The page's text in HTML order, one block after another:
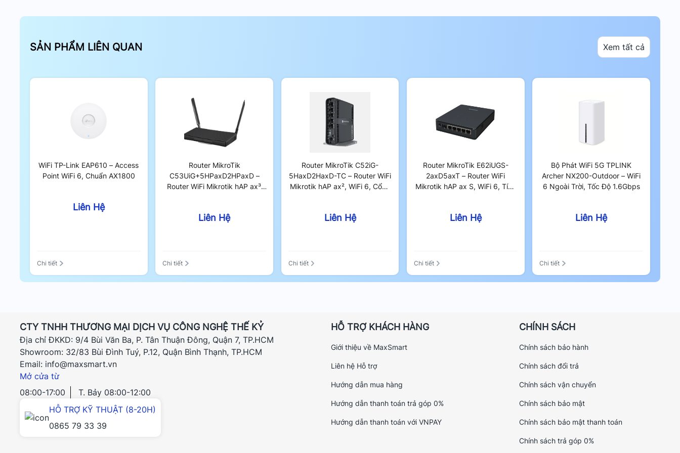
năng này đáp ứng nhu cầu kết nối giữa chi nhánh và trung tâm.
Đối tượng sử dụng của APTEK L300e
Có thể nói, thiết bị 4G Router WiFi APTEK L300e thật sự quá tiện lợi mà giá cả lại phải chăng.
Đây là thiết bị mạng vô cùng phù hợp cho các cô bác ngư dân nuôi trồng thủy hải sản trên bè
sở hữu đìa tôm hay đối với các chủ trang trại, vựa trái. Những người cần mạng Internet để
phục vụ hệ cho thống camera giám sát.
Đặc điểm chung giữa bè nuôi thủy sản và trang trại là việc kéo dây mạng gặp nhiều khó khăn
SẢN PHẨM LIÊN QUAN Xem tất cả
WiFi TP-Link EAP610 – Access
Point WiFi 6, Chuẩn AX1800
Liên Hệ
Chi tiết
Router MikroTik
C53UiG+5HPaxD2HPaxD –
Router WiFi Mikrotik hAP ax³,
Liên Hệ
Chi tiết
Router MikroTik C52iG-
5HaxD2HaxD-TC – Router WiFi
Mikrotik hAP ax², WiFi 6, Cổng
Liên Hệ
Chi tiết
Router MikroTik E62iUGS-
2axD5axT – Router WiFi
Mikrotik hAP ax S, WiFi 6, Tích
Liên Hệ
Chi tiết
Bộ Phát WiFi 5G TPLINK
Archer NX200-Outdoor – WiFi
6 Ngoài Trời, Tốc Độ 1.6Gbps
Liên Hệ
Chi tiết
CTY TNHH THƯƠNG MẠI DỊCH VỤ CÔNG NGHỆ THẾ KỶ
Địa chỉ ĐKKD: 9/4 Bùi Văn Ba, P. Tân Thuận Đông, Quận 7, TP.HCM
Showroom: 32/83 Bùi Đình Tuý, P.12, Quận Bình Thạnh, TP.HCM
Email: info@maxsmart.vn
Mở cửa từ
08:00-17:00
T. Bảy 08:00-12:00
HỖ TRỢ KỸ THUẬT (8-20H)
0865 79 33 39
HỖ TRỢ KHÁCH HÀNG
Giới thiệu về MaxSmart
Liên hệ Hỗ trợ
Hướng dẫn mua hàng
Hướng dẫn thanh toán trả góp 0%
Hướng dẫn thanh toán với VNPAY
CHÍNH SÁCH
Chính sách bảo hành
Chính sách đổi trả
Chính sách vận chuyển
Chính sách bảo mật
Chính sách bảo mật thanh toán
Chính sách trả góp 0%